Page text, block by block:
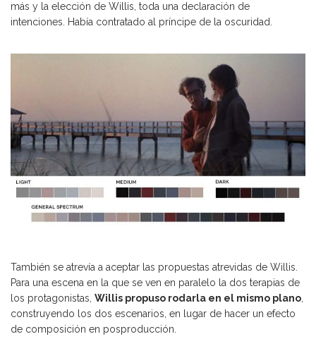
más y la elección de Willis, toda una declaración de
intenciones. Había contratado al príncipe de la oscuridad.
También se atrevía a aceptar las propuestas atrevidas de Willis.
Para una escena en la que se ven en paralelo la dos terapias de
los protagonistas, Willis propuso rodarla en el mismo plano
construyendo los dos escenarios, en lugar de hacer un efecto
de composición en posproducción.